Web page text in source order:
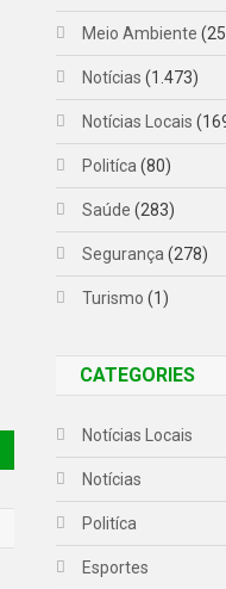
Meio Ambiente
Notícias (1.473)
Notícias Locais
Politíca (80)
Saúde (283)
Segurança (278)
Turismo (1)
CATEGORIES
Notícias Locais
Notícias
Politíca
Esportes